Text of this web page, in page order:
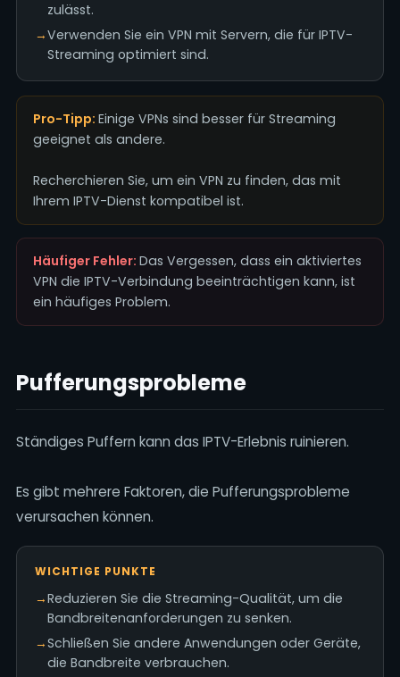
zulässt.
→Verwenden Sie ein VPN mit Servern, die für IPTV-
Streaming optimiert sind.
Pro-Tipp: Einige VPNs sind besser für Streaming
geeignet als andere.
Recherchieren Sie, um ein VPN zu finden, das mit
Ihrem IPTV-Dienst kompatibel ist.
Häufiger Fehler: Das Vergessen, dass ein aktiviertes
VPN die IPTV-Verbindung beeinträchtigen kann, ist
ein häufiges Problem.
Pufferungsprobleme
Ständiges Puffern kann das IPTV-Erlebnis ruinieren.
Es gibt mehrere Faktoren, die Pufferungsprobleme
verursachen können.
WICHTIGE PUNKTE
→Reduzieren Sie die Streaming-Qualität, um die
Bandbreitenanforderungen zu senken.
→Schließen Sie andere Anwendungen oder Geräte,
die Bandbreite verbrauchen.